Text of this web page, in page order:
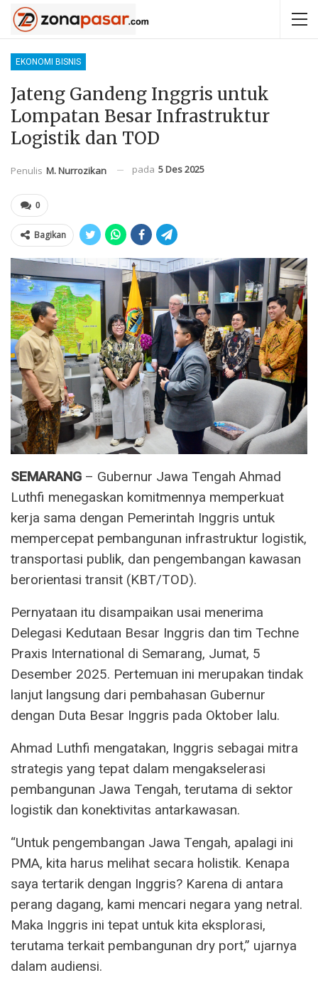
EKONOMI BISNIS
Jateng Gandeng Inggris untuk
Lompatan Besar Infrastruktur
Logistik dan TOD
Penulis M. Nurrozikan pada 5 Des 2025
0
Bagikan
SEMARANG – Gubernur Jawa Tengah Ahmad
Luthfi menegaskan komitmennya memperkuat
kerja sama dengan Pemerintah Inggris untuk
mempercepat pembangunan infrastruktur logistik,
transportasi publik, dan pengembangan kawasan
berorientasi transit (KBT/TOD).
Pernyataan itu disampaikan usai menerima
Delegasi Kedutaan Besar Inggris dan tim Techne
Praxis International di Semarang, Jumat, 5
Desember 2025. Pertemuan ini merupakan tindak
lanjut langsung dari pembahasan Gubernur
dengan Duta Besar Inggris pada Oktober lalu.
Ahmad Luthfi mengatakan, Inggris sebagai mitra
strategis yang tepat dalam mengakselerasi
pembangunan Jawa Tengah, terutama di sektor
logistik dan konektivitas antarkawasan.
“Untuk pengembangan Jawa Tengah, apalagi ini
PMA, kita harus melihat secara holistik. Kenapa
saya tertarik dengan Inggris? Karena di antara
perang dagang, kami mencari negara yang netral.
Maka Inggris ini tepat untuk kita eksplorasi,
terutama terkait pembangunan dry port,” ujarnya
dalam audiensi.